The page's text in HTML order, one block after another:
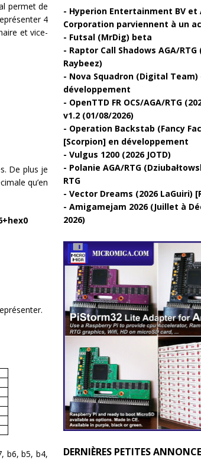
permet de
4
et vice-
De plus je
qu’en
b6, b5, b4,
Hyperion Entertainment BV et
Corporation parviennent à un
Futsal (MrDig) beta
Raptor Call Shadows AGA/RTG
Raybeez)
Nova Squadron (Digital Team)
développement
OpenTTD FR OCS/AGA/RTG
v1.2 (01/08/2026)
Operation Backstab (Fancy
[Scorpion] en développement
Vulgus 1200 (2026 JOTD)
Polanie AGA/RTG
RTG
Vector Dreams (2026 LaGuiri)
Amigamejam 2026 (Juillet à
2026)
DERNIÈRES PETITES